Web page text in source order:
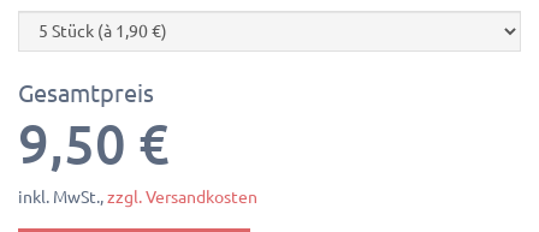
Gesamtpreis
9,50 €
inkl. MwSt.,zzgl. Versandkosten